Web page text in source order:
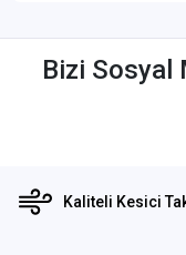
Bizi Sosyal
Kaliteli Kesici